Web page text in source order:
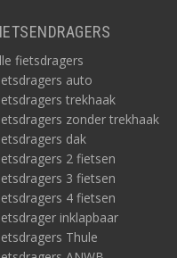
fietsdragers
auto
trekhaak
zonder trekhaak
dak
2 fietsen
3 fietsen
4 fietsen
inklapbaar
Thule